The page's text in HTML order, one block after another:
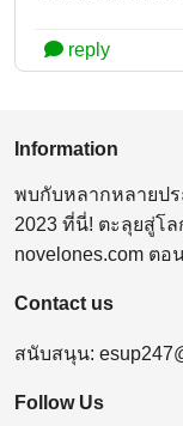
reply
Information
พบกับหลากหลายปร
2023 ที่นี่! ตะลุยสู่โ
novelones.com ตอ
Contact us
สนับสนุน:
Follow Us